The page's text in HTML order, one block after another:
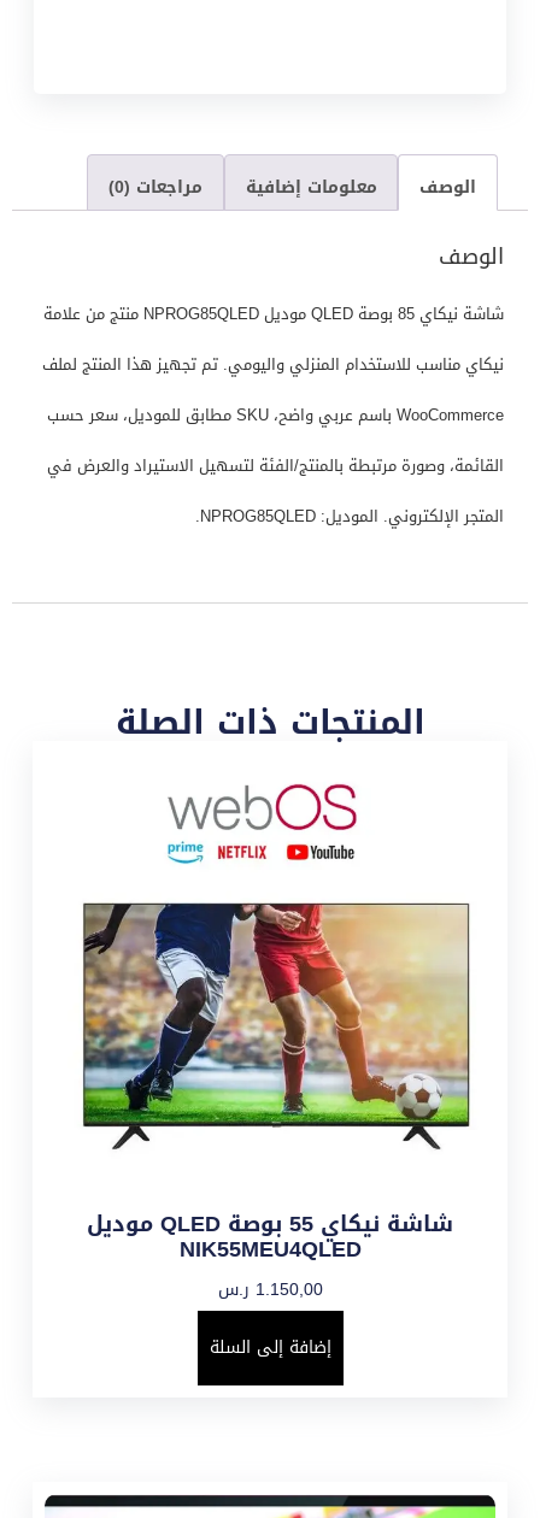
الوصف معلومات إضافية مراجعات (0)
الوصف
شاشة نيكاي 85 بوصة QLED موديل NPROG85QLED منتج من علامة
نيكاي مناسب للاستخدام المنزلي واليومي. تم تجهيز هذا المنتج لملف
WooCommerce باسم عربي واضح، SKU مطابق للموديل، سعر حسب
القائمة، وصورة مرتبطة بالمنتج/الفئة لتسهيل الاستيراد والعرض في
المتجر الإلكتروني. الموديل: NPROG85QLED.
المنتجات ذات الصلة
شاشة نيكاي 55 بوصة QLED موديل
NIK55MEU4QLED
1.150,00 ر.س
إضافة إلى السلة